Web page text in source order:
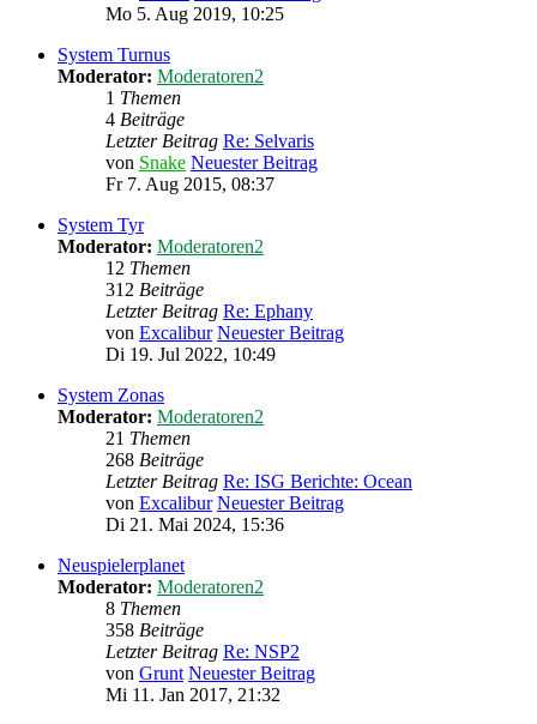
Mo 5. Aug 2019, 10:25
System Turnus
Moderator: Moderatoren2
1 Themen
4 Beiträge
Letzter Beitrag Re: Selvaris
von Snake Neuester Beitrag
Fr 7. Aug 2015, 08:37
System Tyr
Moderator: Moderatoren2
12 Themen
312 Beiträge
Letzter Beitrag Re: Ephany
von Excalibur Neuester Beitrag
Di 19. Jul 2022, 10:49
System Zonas
Moderator: Moderatoren2
21 Themen
268 Beiträge
Letzter Beitrag Re: ISG Berichte: Ocean
von Excalibur Neuester Beitrag
Di 21. Mai 2024, 15:36
Neuspielerplanet
Moderator: Moderatoren2
8 Themen
358 Beiträge
Letzter Beitrag Re: NSP2
von Grunt Neuester Beitrag
Mi 11. Jan 2017, 21:32